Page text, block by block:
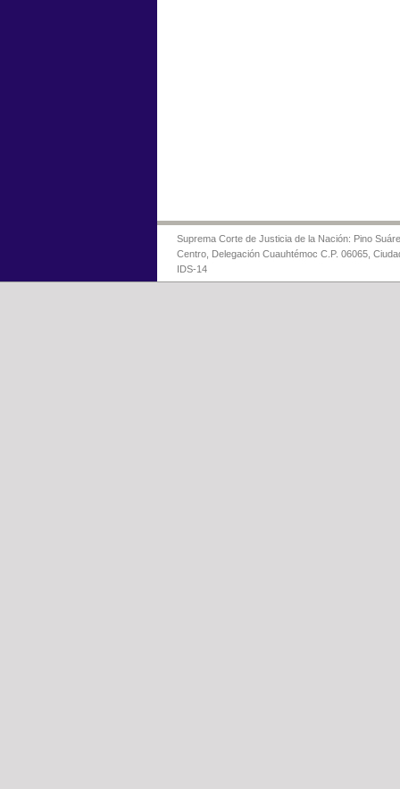
Suprema Corte de Justicia de la Nación: Pino
Centro, Delegación Cuauhtémoc C.P. 06065,
IDS-14